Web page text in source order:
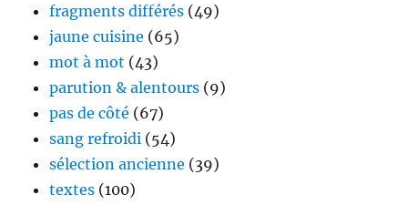
fragments différés (49)
jaune cuisine (65)
mot à mot (43)
parution & alentours (9)
pas de côté (67)
sang refroidi (54)
sélection ancienne (39)
textes (100)